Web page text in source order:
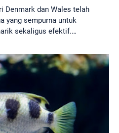
Denmark dan Wales telah
yang sempurna untuk
sekaligus efektif.…